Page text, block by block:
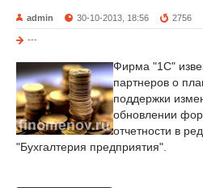
admin 30-10-2013, 18:56 2756
---
Фирма "1С"
партнеров о
поддержки
обновлении
отчетности в
"Бухгалтерия предприятия".